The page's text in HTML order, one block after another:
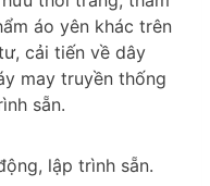
áo yên khác trên
cải tiến về dây
may truyền thống
sẵn.